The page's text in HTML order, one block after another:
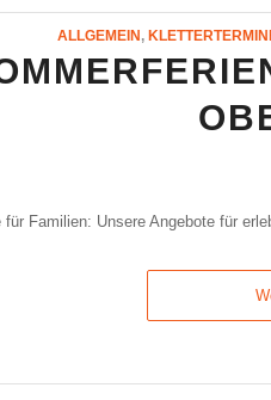
ALLGEMEIN,
Familien: Unsere Angebote für